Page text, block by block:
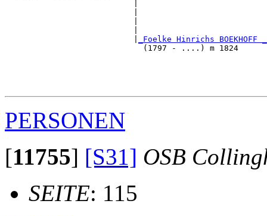
_Foelke Hinrichs BOEKHOFF _
(1797 - ....) m 1824
PERSONEN
[11755] [S31] OSB
SEITE: 115